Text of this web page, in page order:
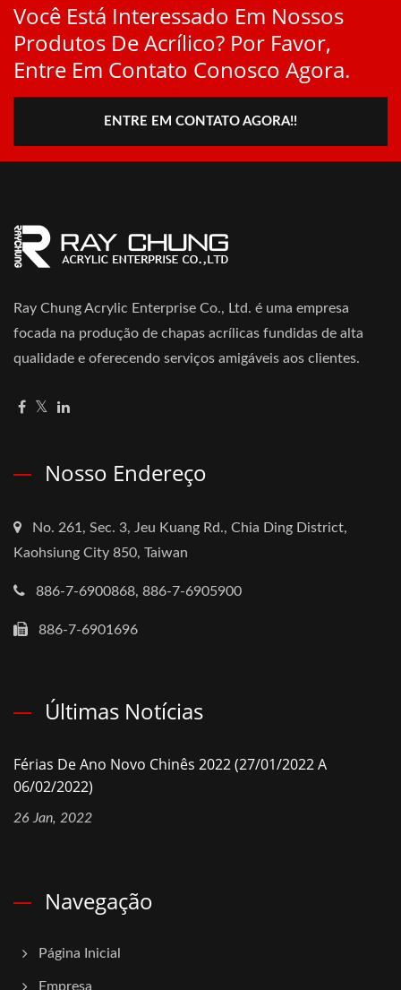
Você Está Interessado Em Nossos
Produtos De Acrílico? Por Favor,
Entre Em Contato Conosco Agora.
ENTRE EM CONTATO AGORA!!
Ray Chung Acrylic Enterprise Co., Ltd. é uma empresa
focada na produção de chapas acrílicas fundidas de alta
qualidade e oferecendo serviços amigáveis aos clientes.
Nosso Endereço
No. 261, Sec. 3, Jeu Kuang Rd., Chia Ding District,
Kaohsiung City 850, Taiwan
886-7-6900868, 886-7-6905900
886-7-6901696
Últimas Notícias
Férias De Ano Novo Chinês 2022 (27/01/2022 A
06/02/2022)
26 Jan, 2022
Navegação
Página Inicial
Empresa